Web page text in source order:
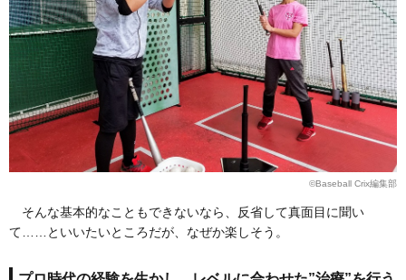
©Baseball Crix編集部
そんな基本的なこともできないなら、反省して真面目に聞い
て……といいたいところだが、なぜか楽しそう。